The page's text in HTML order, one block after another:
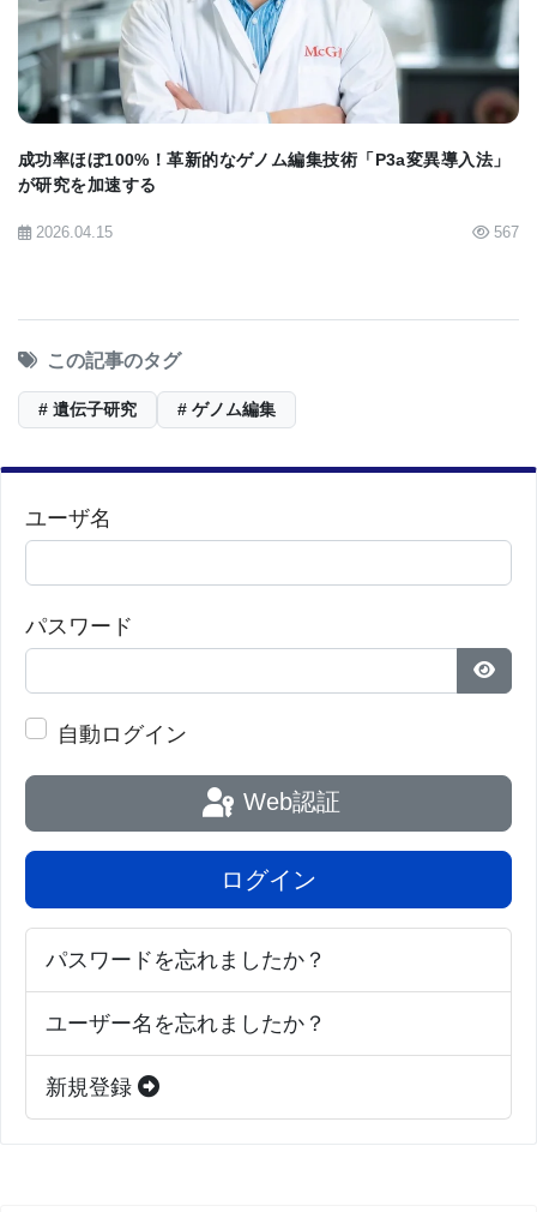
成功率ほぼ100%！革新的なゲノム編集技術「P3a変異導入法」
が研究を加速する
2026.04.15 567
この記事のタグ
# 遺伝子研究 # ゲノム編集
ユーザ名
パスワード
パス
自動ログイン
Web認証
ログイン
パスワードを忘れましたか？
ユーザー名を忘れましたか？
新規登録